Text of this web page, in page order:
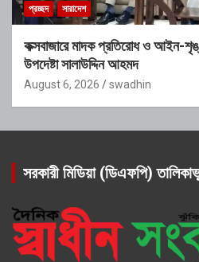
প্রচ্ছদ সারাদেশ
কক্সবাজারে মাদক প্রতিরোধ ও আইন-
উপদেষ্টা সালাউদ্দিন আহমদ
August 6, 2026 swadhin
সরকারী মিডিয়া (ডিএফপি)